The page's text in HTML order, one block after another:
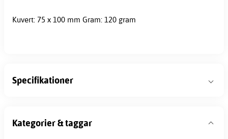
Kuvert: 75 x 100 mm Gram: 120 gram
Specifikationer
Kategorier & taggar